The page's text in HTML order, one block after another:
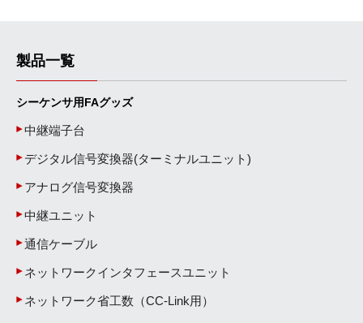
製品一覧
シーケンサ用FAグッズ
中継端子台
デジタル信号変換器(ターミナルユニット)
アナログ信号変換器
中継ユニット
通信ケーブル
ネットワークインタフェースユニット
ネットワーク省工数（CC-Link用）